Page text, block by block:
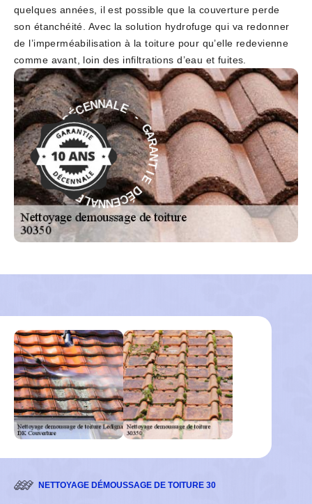
quelques années, il est possible que la couverture perde
son étanchéité. Avec la solution hydrofuge qui va redonner
de l’imperméabilisation à la toiture pour qu’elle redevienne
comme avant, loin des infiltrations d’eau et fuites.
G
A
R
A
N
T
I
E
D
É
C
E
NNALE - GAR
A
N
T
I
E
D
É
C
E
N
N
A
L
E
-
NETTOYAGE DÉMOUSSAGE DE TOITURE 30